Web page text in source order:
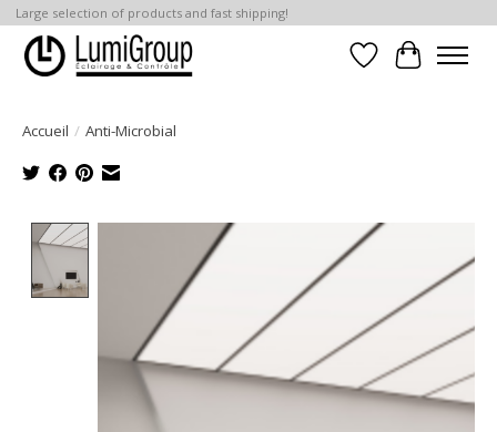
Large selection of products and fast shipping!
Liste dePanier
Accueil / Anti-Microbial
Product image slideshow Items